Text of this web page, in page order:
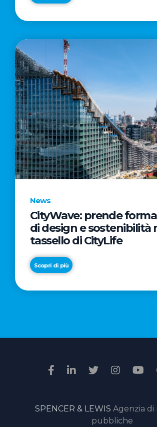
News
CityWave: prende forma
di design e sostenibilità
tassello di CityLife
Scopri di più
News
il
della
giuria
online
SPENCER & LEWIS Agenzia di
pubbliche